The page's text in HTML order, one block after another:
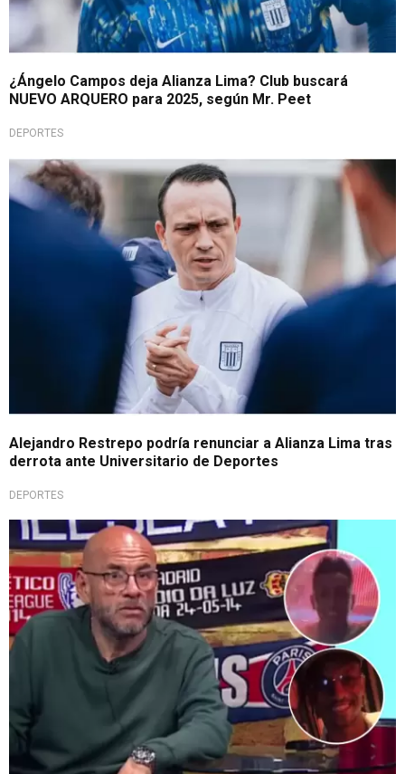
¿Ángelo Campos deja Alianza Lima? Club buscará
NUEVO ARQUERO para 2025, según Mr. Peet
DEPORTES
El clásico le pasó factura
Alejandro Restrepo podría renunciar a Alianza Lima tras
derrota ante Universitario de Deportes
DEPORTES
Estaban en su derecho